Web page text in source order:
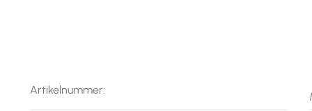
Artikelnummer: